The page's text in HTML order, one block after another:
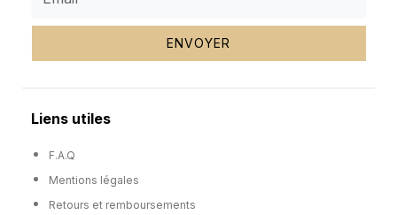
ENVOYER
Liens utiles
F.A.Q
Mentions légales
Retours et remboursements